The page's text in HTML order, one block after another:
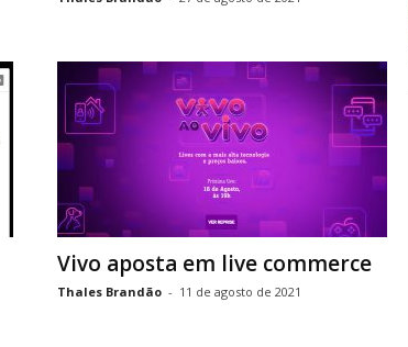
Vivo aposta em live commerce
Thales Brandão - 11 de agosto de 2021